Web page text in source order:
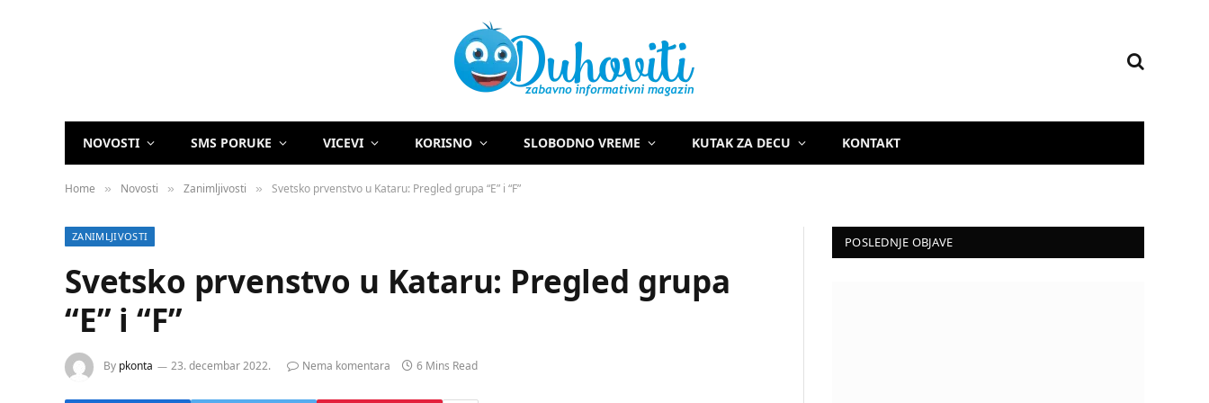
NOVOSTI SMS PORUKE VICEVI KORISNO SLOBODNO VREME KUTAK ZA DECU KONTAKT
Home » Novosti » Zanimljivosti » Svetsko prvenstvo u Kataru: Pregled grupa “E” i “F”
ZANIMLJIVOSTI
Svetsko prvenstvo u Kataru: Pregled grupa
“E” i “F”
By pkonta 23. decembar 2022. Nema komentara 6 Mins Read
POSLEDNJE OBJAVE